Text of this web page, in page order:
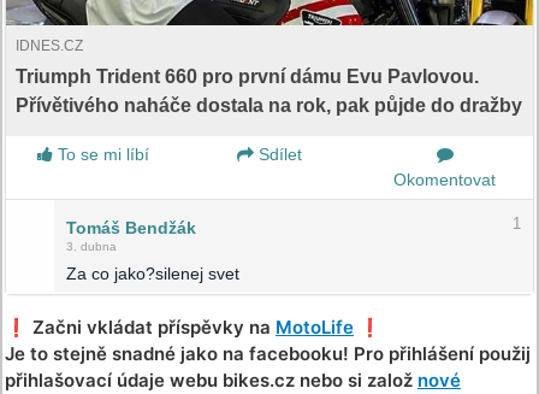
IDNES.CZ
Triumph Trident 660 pro první dámu Evu Pavlovou.
Přívětivého naháče dostala na rok, pak půjde do dražby
To se mi líbí
Sdílet
Okomentovat
Tomáš Bendžák
3. dubna
1
Za co jako?silenej svet
❗️ Začni vkládat příspěvky na MotoLife ❗️
Je to stejně snadné jako na facebooku! Pro přihlášení použij
přihlašovací údaje webu bikes.cz nebo si založ nové